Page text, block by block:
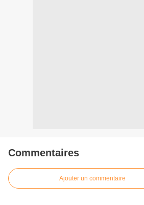
Commentaires
Ajouter un commentaire